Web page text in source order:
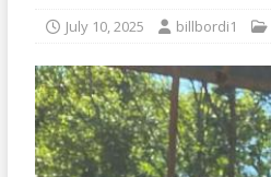
July 10, 2025 billbordi1